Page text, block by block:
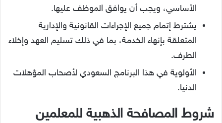
الأساسي، ويجب أن يوافق الموظف عليها.
يشترط إتمام جميع الإجراءات القانونية والإدارية
المتعلقة بإنهاء الخدمة، بما في ذلك تسليم العهد وإخلاء
الطرف.
الأولوية في هذا البرنامج السعودي لأصحاب المؤهلات
الدنيا.
شروط المصافحة الذهبية للمعلمين